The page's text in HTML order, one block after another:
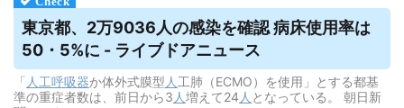
東京都、2万9036人の感染を確認 病床使用率は
50・5%に - ライブドアニュース
「 人工呼吸器か体外式膜型 人 工肺（ECMO）を使用」とする都基
準の重症者数は、前日から3 人増えて24 人 となっている。 朝日新